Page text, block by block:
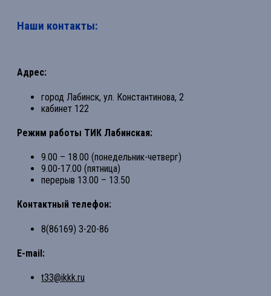
Наши контакты:
Адрес:
город Лабинск, ул. Константинова, 2
кабинет 122
Режим работы ТИК Лабинская:
9.00 – 18.00 (понедельник-четверг)
9.00-17.00 (пятница)
перерыв 13.00 – 13.50
Контактный телефон:
8(86169) 3-20-86
E-mail:
t33@ikkk.ru